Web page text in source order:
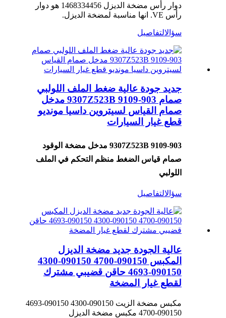
دوار رأس مضخة الديزل 1468334456 هو دوار
رأس VE. انها مناسبة لمضخة الديزل.
سؤالالتفاصيل
جديد جودة عالية ضغط الملف اللولبي
صمام 9307Z523B 9109-903 مدخل
صمام القياس لسيتروين داسيا مونديو
قطع غيار السيارات
9307Z523B 9109-903 مدخل مضخة الوقود
صمام قياس الضغط منظم التحكم في الملف
اللولبي
سؤالالتفاصيل
عالية الجودة جديد مضخة الديزل
المكبس 090150-4700 090150-4300
090150-4693 حاقن قضيبي مشترك
لقطع غيار المضخة
مكبس مضخة الزيت 090150-4300 090150-4693
090150-4700 مكبس مضخة الديزل